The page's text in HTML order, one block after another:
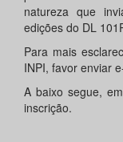
natureza que
edições do DL
Para mais
INPI, favor enviar
A baixo segue,
inscrição.